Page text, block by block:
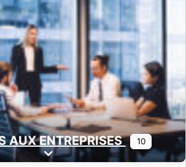
AUX ENTREPRISES 10
Expand sub-categories